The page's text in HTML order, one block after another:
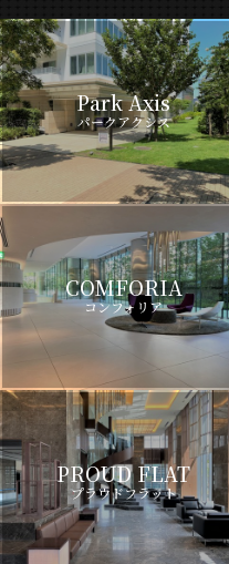
Park Axis
パークアクシス
COMFORIA
コンフォリア
PROUD FLAT
プラウドフラット